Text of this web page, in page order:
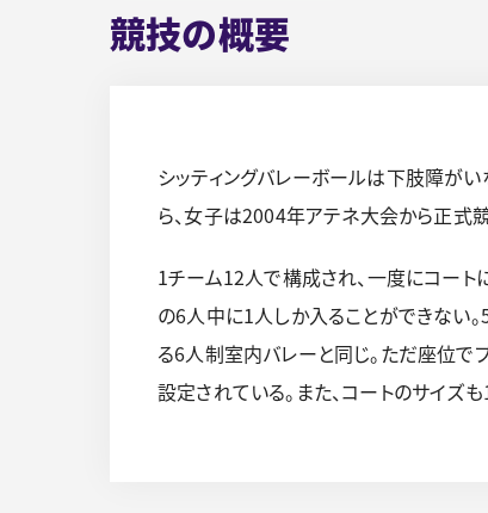
競技の概要
シッティングバレーボールは下肢障が
ら、女子は2004年アテネ大会から正式
1チーム12人で構成され、一度にコート
の6人中に1人しか入ることができない。
る6人制室内バレーと同じ。ただ座位で
設定されている。また、コートのサイ